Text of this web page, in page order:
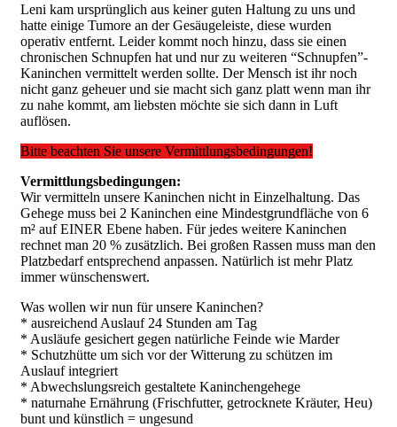
Leni kam ursprünglich aus keiner guten Haltung zu uns und
hatte einige Tumore an der Gesäugeleiste, diese wurden
operativ entfernt. Leider kommt noch hinzu, dass sie einen
chronischen Schnupfen hat und nur zu weiteren “Schnupfen”-
Kaninchen vermittelt werden sollte. Der Mensch ist ihr noch
nicht ganz geheuer und sie macht sich ganz platt wenn man ihr
zu nahe kommt, am liebsten möchte sie sich dann in Luft
auflösen.
Bitte beachten Sie unsere Vermittlungsbedingungen!
Vermittlungsbedingungen:
Wir vermitteln unsere Kaninchen nicht in Einzelhaltung. Das
Gehege muss bei 2 Kaninchen eine Mindestgrundfläche von 6
m² auf EINER Ebene haben. Für jedes weitere Kaninchen
rechnet man 20 % zusätzlich. Bei großen Rassen muss man den
Platzbedarf entsprechend anpassen. Natürlich ist mehr Platz
immer wünschenswert.
Was wollen wir nun für unsere Kaninchen?
* ausreichend Auslauf 24 Stunden am Tag
* Ausläufe gesichert gegen natürliche Feinde wie Marder
* Schutzhütte um sich vor der Witterung zu schützen im
Auslauf integriert
* Abwechslungsreich gestaltete Kaninchengehege
* naturnahe Ernährung (Frischfutter, getrocknete Kräuter, Heu)
bunt und künstlich = ungesund